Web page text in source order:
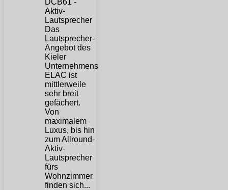
Das
Lautsprecher-
Angebot des
Kieler
Unternehmens
ELAC ist
mittlerweile
sehr breit
gefächert.
Von
maximalem
Luxus, bis hin
zum Allround-
Aktiv-
Lautsprecher
fürs
Wohnzimmer
finden sich...